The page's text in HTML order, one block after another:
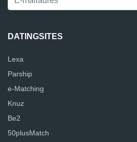
DATINGSITES
Lexa
Parship
e-Matching
Knuz
Be2
50plusMatch